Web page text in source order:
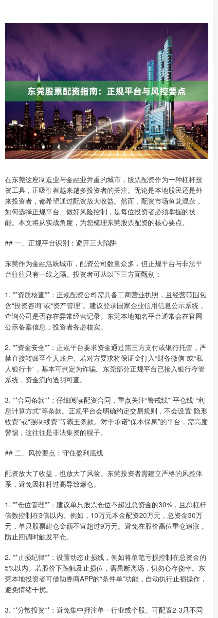
在东莞这座制造业与金融业并重的城市，股票配资作为一种杠杆投
资工具，正吸引着越来越多投资者的关注。无论是本地股民还是外
来投资者，都希望通过配资放大收益。然而，配资市场鱼龙混杂，
如何选择正规平台、做好风险控制，是每位投资者必须掌握的技
能。本文将从实战角度，为您梳理东莞股票配资的核心要点。
## 一、正规平台识别：避开三大陷阱
东莞作为金融活跃城市，配资公司数量众多，但正规平台与非法平
台往往只有一线之隔。投资者可从以下三方面甄别：
1. **资质核查**：正规配资公司需具备工商营业执照，且经营范围包
含“投资咨询”或“资产管理”。建议登录国家企业信用信息公示系统，
查询公司是否存在异常经营记录。东莞本地知名平台通常会在官网
公示备案信息，投资者务必核实。
2. **资金安全**：正规平台要求资金通过第三方支付或银行托管，严
禁直接转账至个人账户。若对方要求将保证金打入“财务微信”或“私
人银行卡”，基本可判定为诈骗。东莞部分正规平台已接入银行存管
系统，资金流向透明可查。
3. **合同条款**：仔细阅读配资合同，重点关注“警戒线”“平仓线”“利
息计算方式”等条款。正规平台会明确约定交易规则，不会设置“隐形
收费”或“强制续费”等霸王条款。对于承诺“保本保息”的平台，需高度
警惕，这往往是非法集资的幌子。
## 二、风控要点：守住盈利底线
配资放大了收益，也放大了风险。东莞投资者需建立严格的风控体
系，避免因杠杆过高导致爆仓。
1. **仓位管理**：建议单只股票仓位不超过总资金的30%，且总杠杆
倍数控制在3倍以内。例如，10万元本金配资20万元，总资金30万
元，单只股票建仓金额不宜超过9万元。避免在股价高位重仓追涨，
防止回调时触发平仓。
2. **止损纪律**：设置动态止损线，例如将单笔亏损控制在总资金的
5%以内。若股价下跌触及止损位，需果断离场，切勿心存侥幸。东
莞本地投资者可借助券商APP的“条件单”功能，自动执行止损操作，
避免情绪干扰。
3. **分散投资**：避免集中押注单一行业或个股。可配置2-3只不同